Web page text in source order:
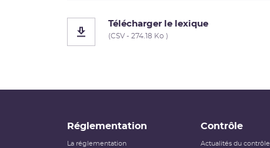
Télécharger le lexique
(CSV - 274.18 Ko )
Réglementation
La réglementation
Contrôle
Actualités du contrôle